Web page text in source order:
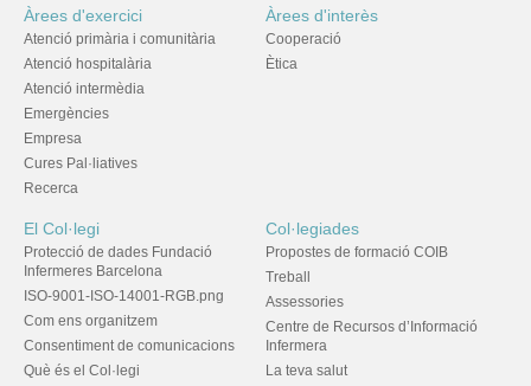
Àrees d'exercici
Atenció primària i comunitària
Atenció hospitalària
Atenció intermèdia
Emergències
Empresa
Cures Pal·liatives
Recerca
Àrees d'interès
Cooperació
Ètica
El Col·legi
Protecció de dades Fundació
Infermeres Barcelona
ISO-9001-ISO-14001-RGB.png
Com ens organitzem
Consentiment de comunicacions
Què és el Col·legi
Col·legiades
Propostes de formació COIB
Treball
Assessories
Centre de Recursos d’Informació
Infermera
La teva salut